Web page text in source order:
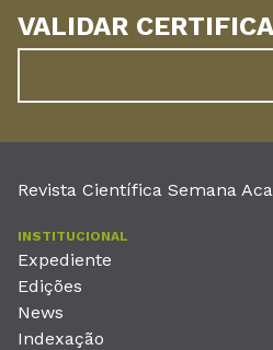
VALIDAR
Revista Científica Semana
INSTITUCIONAL
Expediente
Edições
News
Indexação